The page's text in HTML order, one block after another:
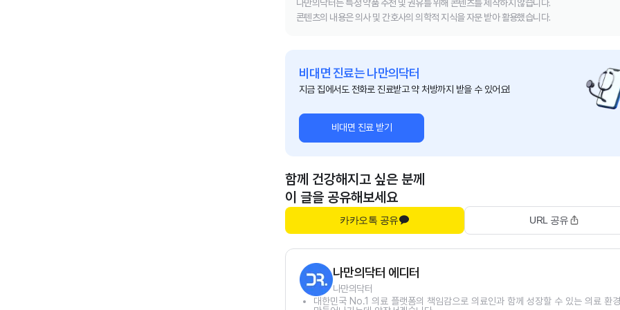
나만의닥터는 특정 약품 추천 및 권유를 위해 콘텐츠를 제작하지 않습니다.
콘텐츠의 내용은 의사 및 간호사의 의학적 지식을 자문 받아 활용했습니다.
비대면 진료는 나만의닥터
지금 집에서도 전화로 진료받고 약 처방까지 받을 수 있어요!
비대면 진료 받기
함께 건강해지고 싶은 분께
이 글을 공유해보세요
카카오톡 공유 URL 공유
나만의닥터 에디터
나만의닥터
대한민국 No.1 의료 플랫폼의 책임감으로 의료인과 함께 성장할 수 있는 의료 환